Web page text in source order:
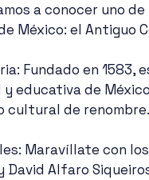
a conocer uno
México: el Antiguo
Fundado en
educativa de
cultural de renombre.
Maravíllate con
David Alfaro